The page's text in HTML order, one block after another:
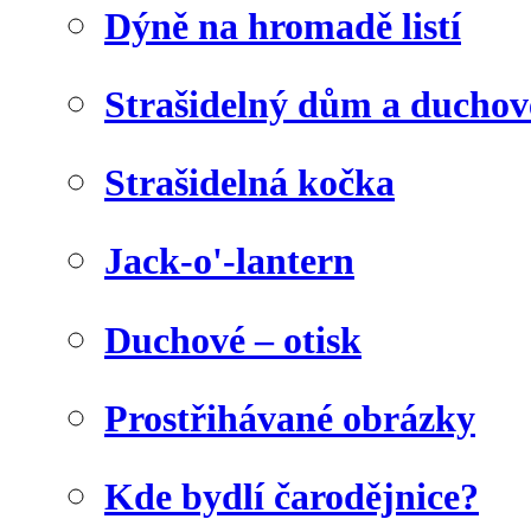
Dýně na hromadě listí
Strašidelný dům a
Strašidelná kočka
Jack-o'-lantern
Duchové – otisk
Prostřihávané obrázky
Kde bydlí čarodějnice?